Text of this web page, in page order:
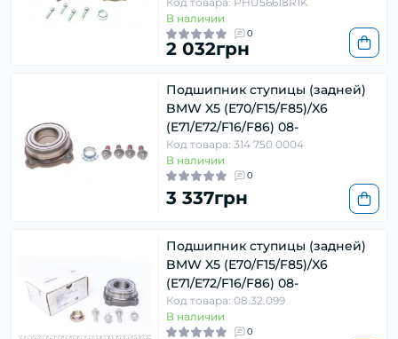
В наличии
0
2 032грн
Подшипник ступицы (задней)
BMW X5 (E70/F15/F85)/X6
(E71/E72/F16/F86) 08-
Код товара: 314 750 0004
В наличии
0
3 337грн
Подшипник ступицы (задней)
BMW X5 (E70/F15/F85)/X6
(E71/E72/F16/F86) 08-
Код товара: 08.32.099
В наличии
0